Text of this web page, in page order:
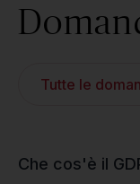
Tutte le
Che cos'è il